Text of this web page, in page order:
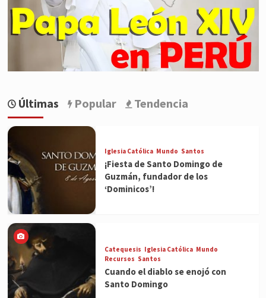
Últimas Popular Tendencia
Iglesia Católica Mundo Santos
¡Fiesta de Santo Domingo de
Guzmán, fundador de los
‘Dominicos’!
Catequesis Iglesia Católica Mundo
Recursos Santos
Cuando el diablo se enojó con
Santo Domingo